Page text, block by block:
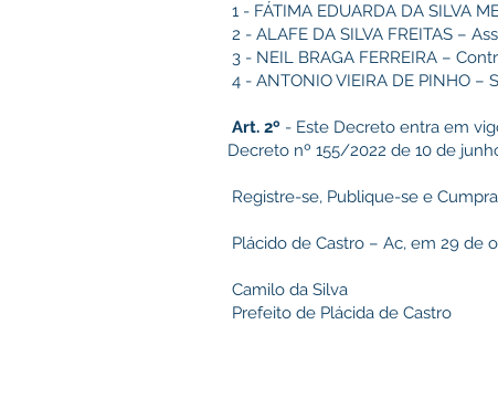
1 - FÁTIMA EDUARDA DA SILVA
2 - ALAFE DA SILVA FREITAS –
3 - NEIL BRAGA FERREIRA –
4 - ANTONIO VIEIRA DE PINHO –
Art. 2º - Este Decreto entra em
Decreto nº 155/2022 de 10 de
Registre-se, Publique-se e
Plácido de Castro – Ac, em 29 de
Camilo da Silva
Prefeito de Plácida de Castro